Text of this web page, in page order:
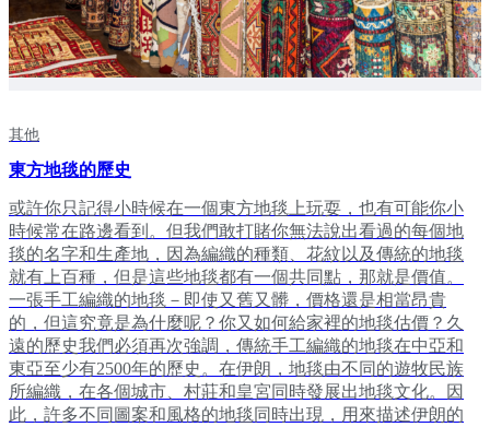
其他
東方地毯的歷史
或許你只記得小時候在一個東方地毯上玩耍，也有可能你小
時候常在路邊看到。但我們敢打賭你無法說出看過的每個地
毯的名字和生產地，因為編織的種類、花紋以及傳統的地毯
就有上百種，但是這些地毯都有一個共同點，那就是價值。
一張手工編織的地毯－即使又舊又髒，價格還是相當昂貴
的，但這究竟是為什麼呢？你又如何給家裡的地毯估價？久
遠的歷史我們必須再次強調，傳統手工編織的地毯在中亞和
東亞至少有2500年的歷史。在伊朗，地毯由不同的遊牧民族
所編織，在各個城市、村莊和皇宮同時發展出地毯文化。因
此，許多不同圖案和風格的地毯同時出現，用來描述伊朗的